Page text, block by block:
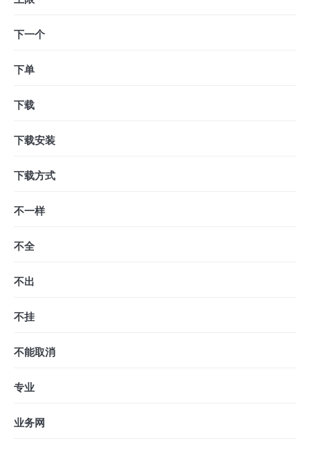
下一个
下单
下载
下载安装
下载方式
不一样
不全
不出
不挂
不能取消
专业
业务网